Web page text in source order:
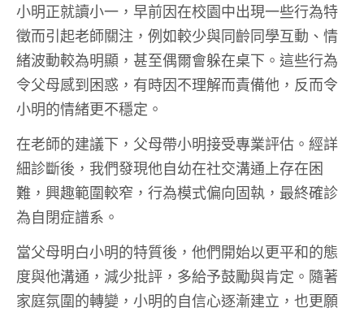
小明正就讀小一，早前因在校園中出現一些行為特
徵而引起老師關注，例如較少與同齡同學互動、情
緒波動較為明顯，甚至偶爾會躲在桌下。這些行為
令父母感到困惑，有時因不理解而責備他，反而令
小明的情緒更不穩定。
在老師的建議下，父母帶小明接受專業評估。經詳
細診斷後，我們發現他自幼在社交溝通上存在困
難，興趣範圍較窄，行為模式偏向固執，最終確診
為自閉症譜系。
當父母明白小明的特質後，他們開始以更平和的態
度與他溝通，減少批評，多給予鼓勵與肯定。隨著
家庭氛圍的轉變，小明的自信心逐漸建立，也更願